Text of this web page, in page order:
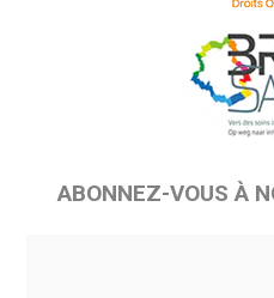
ABONNEZ-VOUS À